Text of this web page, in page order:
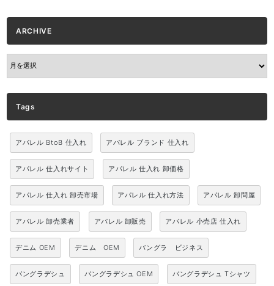
ARCHIVE
ARCHIVE
Tags
アパレル BtoB 仕入れ アパレル ブランド 仕入れ
アパレル 仕入れサイト アパレル 仕入れ 卸価格
アパレル 仕入れ 卸売市場 アパレル 仕入れ方法 アパレル 卸問屋
アパレル 卸売業者 アパレル 卸販売 アパレル 小売店 仕入れ
デニム OEM デニム OEM バングラ ビジネス
バングラデシュ バングラデシュ OEM バングラデシュ Tシャツ